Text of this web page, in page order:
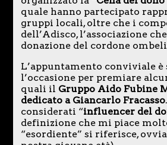
quale hanno partecipato
gruppi locali, oltre che i
dell’Adisco, l’associazione
donazione del cordone
L’appuntamento conviviale è
l’occasione per premiare
quali il Gruppo Aido Fubine
dedicato a Giancarlo Fracasso
considerati “influencer del
definizione che mi piace
“esordiente” si riferisce,